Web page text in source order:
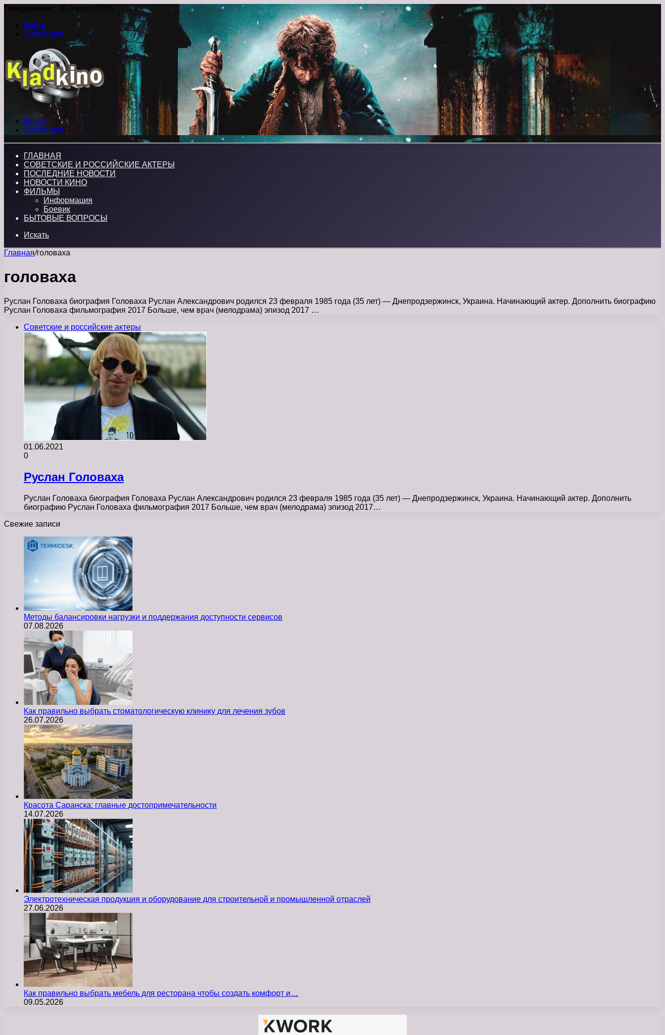
Понедельник , 10 Август 2026
Войти
Switch skin
Меню
Switch skin
ГЛАВНАЯ
СОВЕТСКИЕ И РОССИЙСКИЕ АКТЕРЫ
ПОСЛЕДНИЕ НОВОСТИ
НОВОСТИ КИНО
ФИЛЬМЫ
Информация
Боевик
БЫТОВЫЕ ВОПРОСЫ
Искать
Главная/головаха
головаха
Руслан Головаха биография Головаха Руслан Александрович родился 23 февраля 1985 года (35 лет) — Днепродзержинск, Украина. Начинающий актер. Дополнить биографию
Руслан Головаха фильмография 2017 Больше, чем врач (мелодрама) эпизод 2017 …
Советские и российские актеры
01.06.2021
0
Руслан Головаха
Руслан Головаха биография Головаха Руслан Александрович родился 23 февраля 1985 года (35 лет) — Днепродзержинск, Украина. Начинающий актер. Дополнить
биографию Руслан Головаха фильмография 2017 Больше, чем врач (мелодрама) эпизод 2017…
Свежие записи
Методы балансировки нагрузки и поддержания доступности сервисов
07.08.2026
Как правильно выбрать стоматологическую клинику для лечения зубов
26.07.2026
Красота Саранска: главные достопримечательности
14.07.2026
Электротехническая продукция и оборудование для строительной и промышленной отраслей
27.06.2026
Как правильно выбрать мебель для ресторана чтобы создать комфорт и…
09.05.2026